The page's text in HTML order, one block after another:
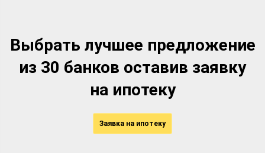
Выбрать лучшее предложение
из 30 банков оставив заявку
на ипотеку
Заявка на ипотеку